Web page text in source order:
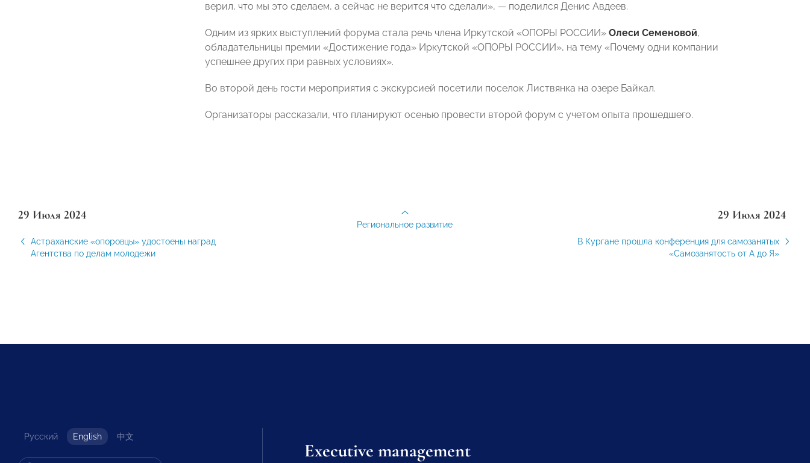
верил, что мы это сделаем, а сейчас не верится что сделали», — поделился Денис Авдеев.
Одним из ярких выступлений форума стала речь члена Иркутской «ОПОРЫ РОССИИ» Олеси Семеновой,
обладательницы премии «Достижение года» Иркутской «ОПОРЫ РОССИИ», на тему «Почему одни компании
успешнее других при равных условиях».
Во второй день гости мероприятия с экскурсией посетили поселок Листвянка на озере Байкал.
Организаторы рассказали, что планируют осенью провести второй форум с учетом опыта прошедшего.
29 Июля 2024
Астраханские «опоровцы» удостоены наград
Агентства по делам молодежи
29 Июля 2024
В Кургане прошла конференция для самозанятых
«Самозанятость от А до Я»
Региональное развитие
Русский English 中文
Executive management